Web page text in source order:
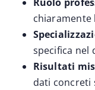
chiaramente
specifica nel
Risultati
dati